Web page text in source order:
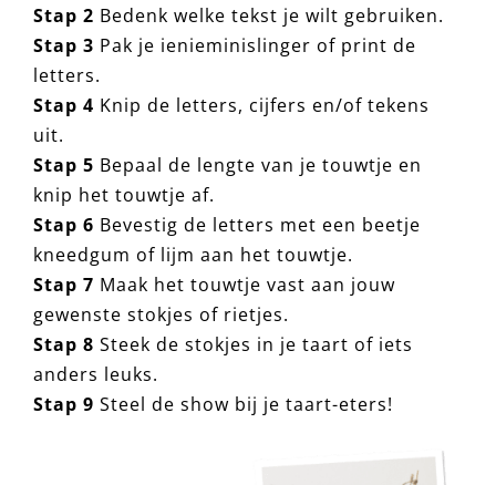
Stap 2 Bedenk welke tekst je wilt gebruiken.
Stap 3 Pak je ienieminislinger of print de
letters.
Stap 4 Knip de letters, cijfers en/of tekens
uit.
Stap 5 Bepaal de lengte van je touwtje en
knip het touwtje af.
Stap 6 Bevestig de letters met een beetje
kneedgum of lijm aan het touwtje.
Stap 7 Maak het touwtje vast aan jouw
gewenste stokjes of rietjes.
Stap 8 Steek de stokjes in je taart of iets
anders leuks.
Stap 9 Steel de show bij je taart-eters!